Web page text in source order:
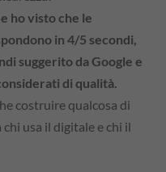
ho visto che le
in 4/5 secondi,
suggerito da Google e
di qualità.
costruire qualcosa di
usa il digitale e chi il